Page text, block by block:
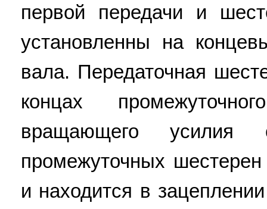
первой передачи и
установленны на
вала. Передаточная
концах
вращающего
промежуточных
и находится в